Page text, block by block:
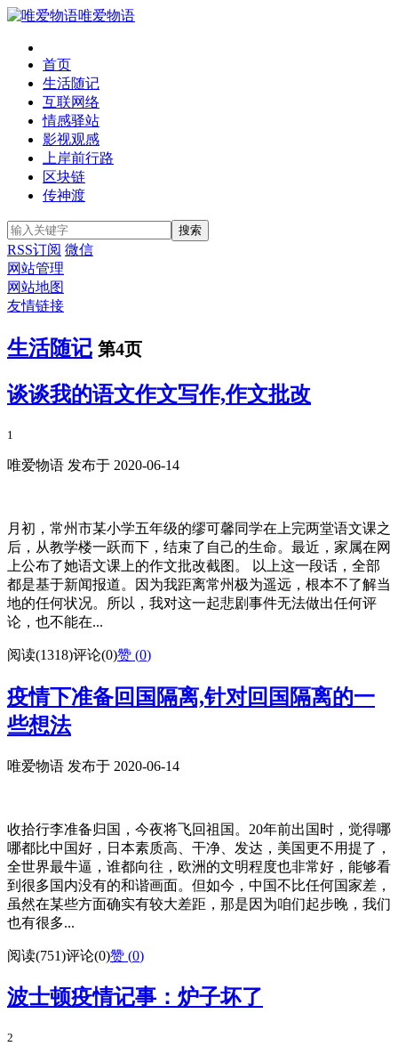
唯爱物语
首页
生活随记
互联网络
情感驿站
影视观感
上岸前行路
区块链
传神渡
RSS订阅 微信
网站管理
网站地图
友情链接
生活随记 第4页
谈谈我的语文作文写作,作文批改
1
唯爱物语 发布于 2020-06-14
月初，常州市某小学五年级的缪可馨同学在上完两堂语文课之
后，从教学楼一跃而下，结束了自己的生命。最近，家属在网
上公布了她语文课上的作文批改截图。 以上这一段话，全部
都是基于新闻报道。因为我距离常州极为遥远，根本不了解当
地的任何状况。所以，我对这一起悲剧事件无法做出任何评
论，也不能在...
阅读(1318)评论(0)赞 (0)
疫情下准备回国隔离,针对回国隔离的一
些想法
唯爱物语 发布于 2020-06-14
收拾行李准备归国，今夜将飞回祖国。20年前出国时，觉得哪
哪都比中国好，日本素质高、干净、发达，美国更不用提了，
全世界最牛逼，谁都向往，欧洲的文明程度也非常好，能够看
到很多国内没有的和谐画面。但如今，中国不比任何国家差，
虽然在某些方面确实有较大差距，那是因为咱们起步晚，我们
也有很多...
阅读(751)评论(0)赞 (0)
波士顿疫情记事：炉子坏了
2